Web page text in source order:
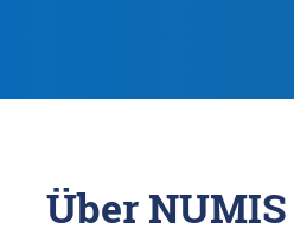
Über NUMIS